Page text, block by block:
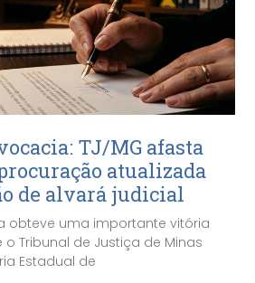
TJ/MG afasta
atualizada
de alvará judicial
obteve uma importante vitória
Tribunal de Justiça de Minas
Estadual de